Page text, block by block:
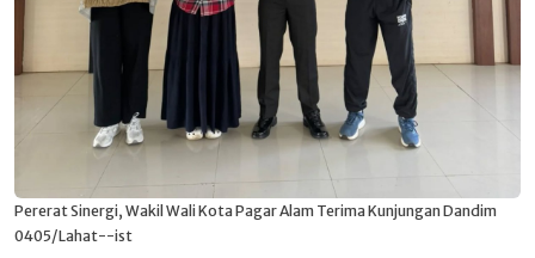
Pererat Sinergi, Wakil Wali Kota Pagar Alam Terima Kunjungan Dandim
0405/Lahat--ist